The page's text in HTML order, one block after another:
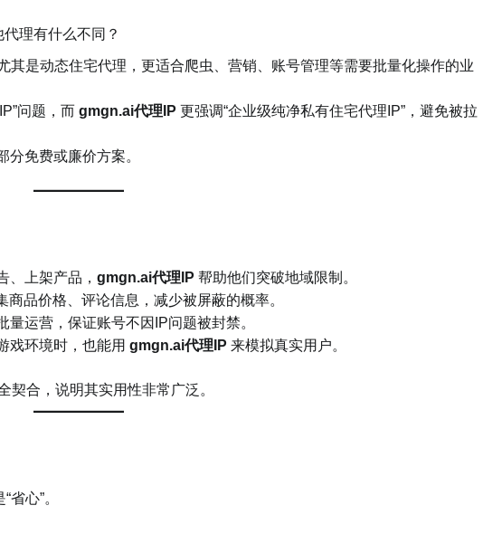
理有什么不同？
其是动态住宅代理，更适合爬虫、营销、账号管理等需要批量化操作的业
问题，而 gmgn.ai代理IP 更强调“企业级纯净私有住宅代理IP”，避免被拉
免费或廉价方案。
、上架产品， gmgn.ai代理IP 帮助他们突破地域限制。
商品价格、评论信息，减少被屏蔽的概率。
量运营，保证账号不因IP问题被封禁。
戏环境时，也能用 gmgn.ai代理IP 来模拟真实用户。
契合，说明其实用性非常广泛。
省心”。